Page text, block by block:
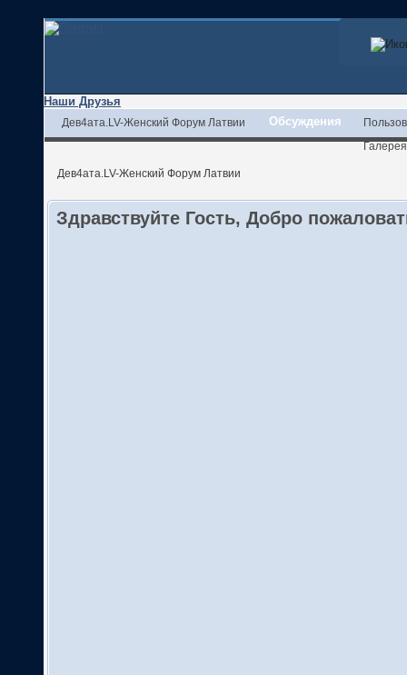
Наши Друзья
Дев4ата.LV-Женский Форум Латвии Обсуждения
Галерея
Дев4ата.LV-Женский Форум Латвии
Здравствуйте Гость, Добро